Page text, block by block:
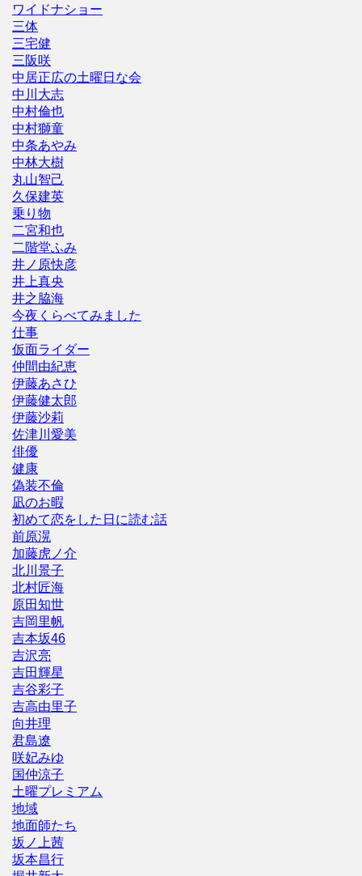
ワイドナショー
三体
三宅健
三阪咲
中居正広の土曜日な会
中川大志
中村倫也
中村獅童
中条あやみ
中林大樹
丸山智己
久保建英
乗り物
二宮和也
二階堂ふみ
井ノ原快彦
井上真央
井之脇海
今夜くらべてみました
仕事
仮面ライダー
仲間由紀恵
伊藤あさひ
伊藤健太郎
伊藤沙莉
佐津川愛美
俳優
健康
偽装不倫
凪のお暇
初めて恋をした日に読む話
前原滉
加藤虎ノ介
北川景子
北村匠海
原田知世
吉岡里帆
吉本坂46
吉沢亮
吉田輝星
吉谷彩子
吉高由里子
向井理
君島遼
咲妃みゆ
国仲涼子
土曜プレミアム
地域
地面師たち
坂ノ上茜
坂本昌行